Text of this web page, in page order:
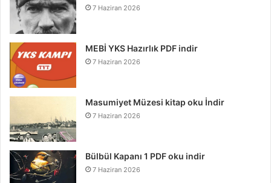
7 Haziran 2026
MEBİ YKS Hazırlık PDF indir
7 Haziran 2026
Masumiyet Müzesi kitap oku İndir
7 Haziran 2026
Bülbül Kapanı 1 PDF oku indir
7 Haziran 2026